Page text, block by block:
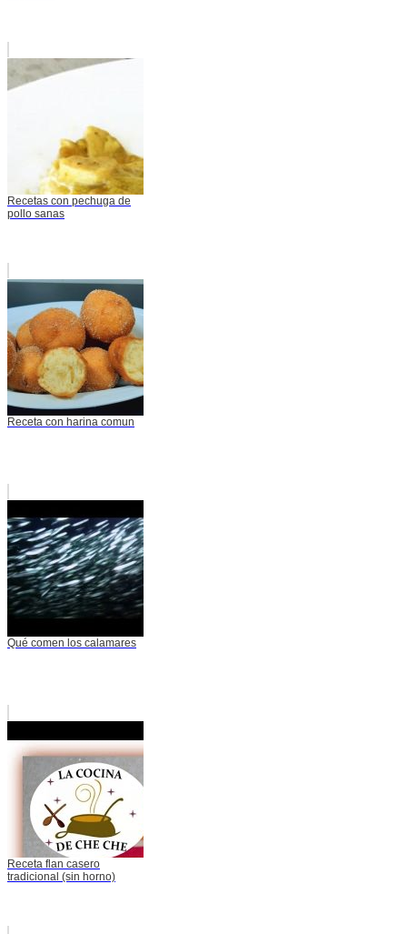
Recetas con pechuga de
pollo sanas
Receta con harina comun
Qué comen los calamares
Receta flan casero
tradicional (sin horno)